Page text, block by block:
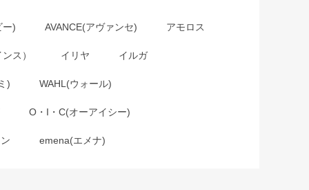
ー) AVANCE(アヴァンセ) アモロス
ス） イリヤ イルガ
) WAHL(ウォール)
O・I・C(オーアイシー)
emena(エメナ)